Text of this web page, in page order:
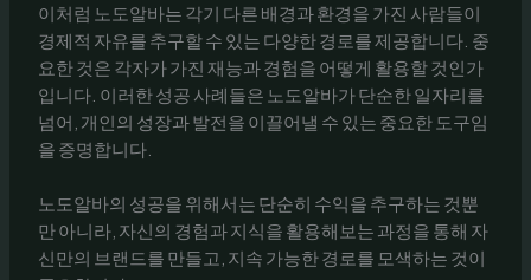
이처럼 노도알바는 각기 다른 배경과 환경을 가진 사람들이
경제적 자유를 추구할 수 있는 다양한 경로를 제공합니다. 중
요한 것은 각자가 가진 재능과 경험을 어떻게 활용할 것인가
입니다. 이러한 성공 사례들은 노도알바가 단순한 일자리를
넘어, 개인의 성장과 발전을 이끌어낼 수 있는 중요한 도구임
을 증명합니다.
노도알바의 성공을 위해서는 단순히 수익을 추구하는 것뿐
만 아니라, 자신의 경험과 지식을 활용해보는 과정을 통해 자
신만의 브랜드를 만들고, 지속 가능한 경로를 모색하는 것이